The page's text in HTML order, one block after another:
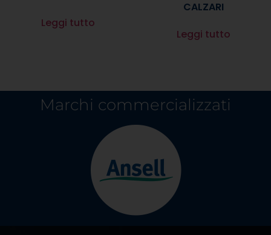
Leggi tutto
CALZARI
Leggi tutto
Marchi commercializzati